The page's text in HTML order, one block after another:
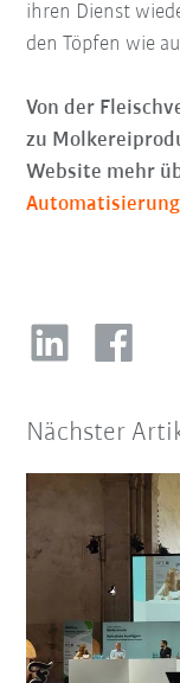
ihren Dienst
den Töpfen wie
Von der
zu
Website mehr
Nächster